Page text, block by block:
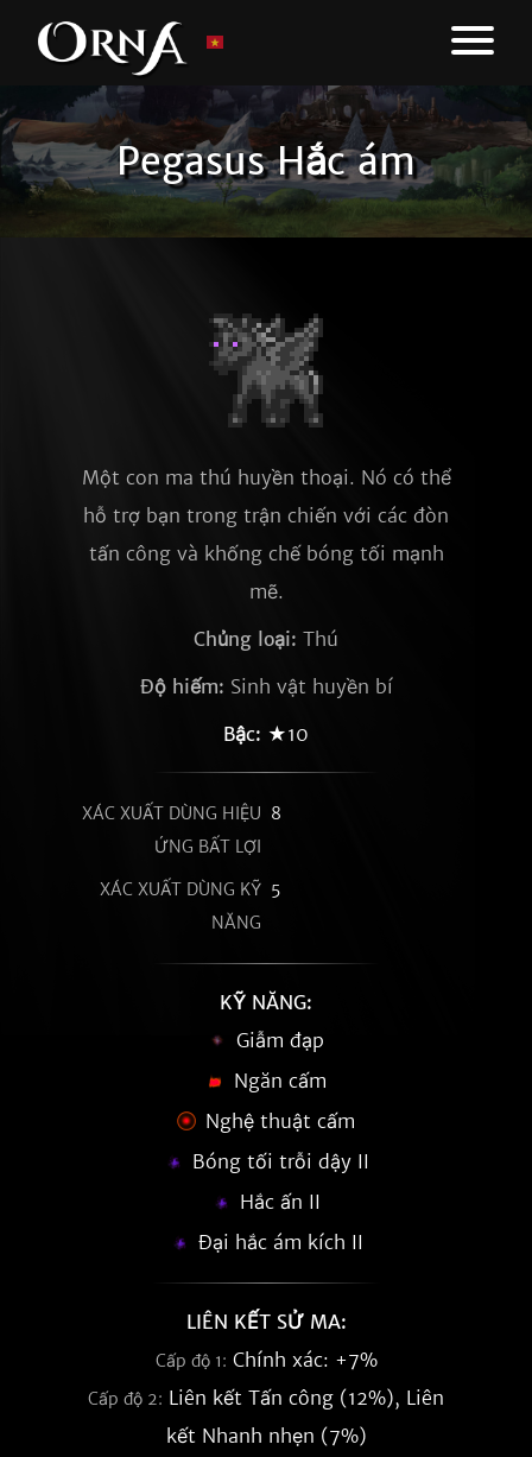
Pegasus Hắc ám
Một con ma thú huyền thoại. Nó có thể
hỗ trợ bạn trong trận chiến với các đòn
tấn công và khống chế bóng tối mạnh
mẽ.
Chủng loại: Thú
Độ hiếm: Sinh vật huyền bí
Bậc: ★10
XÁC XUẤT DÙNG HIỆU
ỨNG BẤT LỢI
8
XÁC XUẤT DÙNG KỸ
NĂNG
5
KỸ NĂNG:
Giẫm đạp
Ngăn cấm
Nghệ thuật cấm
Bóng tối trỗi dậy II
Hắc ấn II
Đại hắc ám kích II
LIÊN KẾT SỬ MA:
Cấp độ 1: Chính xác: +7%
Cấp độ 2: Liên kết Tấn công (12%), Liên
kết Nhanh nhẹn (7%)